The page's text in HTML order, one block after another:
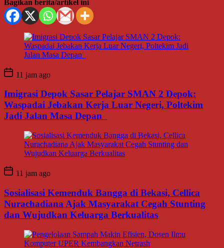
Bagikan berita/artikel ini
11 jam ago
Imigrasi Depok Sasar Pelajar SMAN 2 Depok:
Waspadai Jebakan Kerja Luar Negeri, Poltekim
Jadi Jalan Masa Depan
11 jam ago
Sosialisasi Kemenduk Bangga di Bekasi, Cellica
Nurachadiana Ajak Masyarakat Cegah Stunting
dan Wujudkan Keluarga Berkualitas